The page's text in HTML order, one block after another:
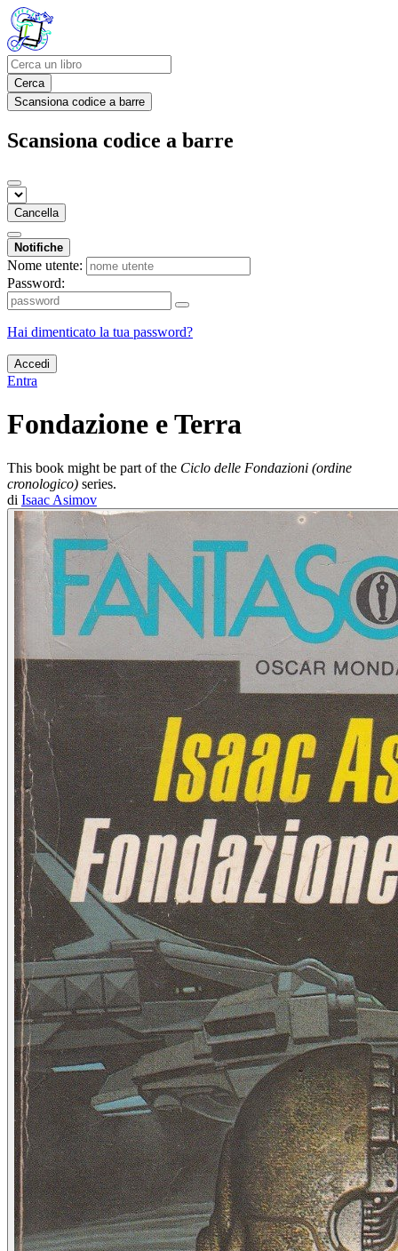
Cerca
Scansiona codice a barre
Scansiona codice a barre
Cancella
Notifiche
Nome utente:
Password:
Hai dimenticato la tua password?
Accedi
Entra
Fondazione e Terra
This book might be part of the Ciclo delle Fondazioni (ordine
cronologico) series.
di Isaac Asimov